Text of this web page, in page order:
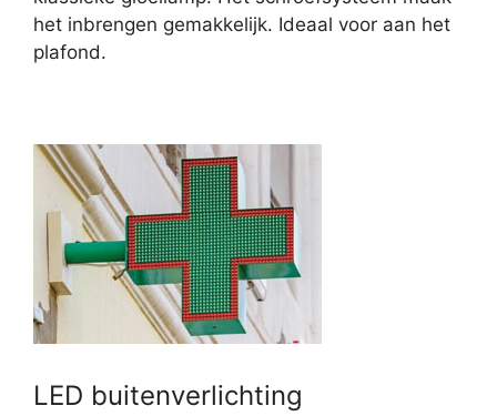
het inbrengen gemakkelijk. Ideaal voor aan het
plafond.
LED buitenverlichting